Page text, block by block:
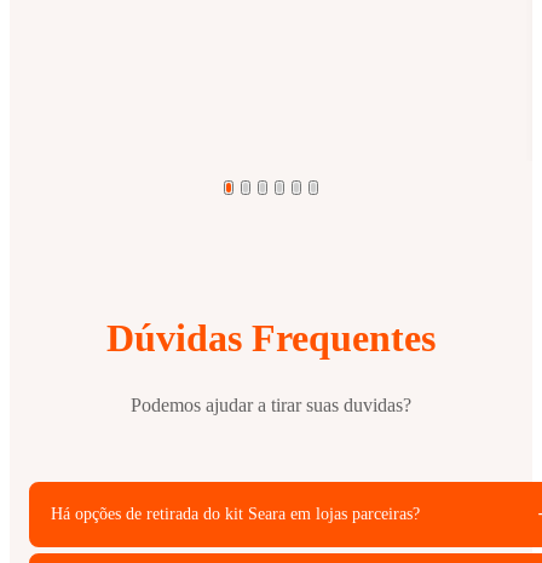
Dúvidas Frequentes
Podemos ajudar a tirar suas duvidas?
Há opções de retirada do kit Seara em lojas parceiras?